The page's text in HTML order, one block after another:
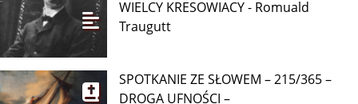
WIELCY KRESOWIACY - Romuald
Traugutt
SPOTKANIE ZE SŁOWEM – 215/365 –